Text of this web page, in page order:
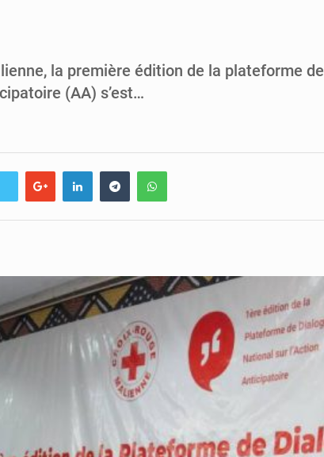
la première édition de la plateforme de
(AA) s’est…